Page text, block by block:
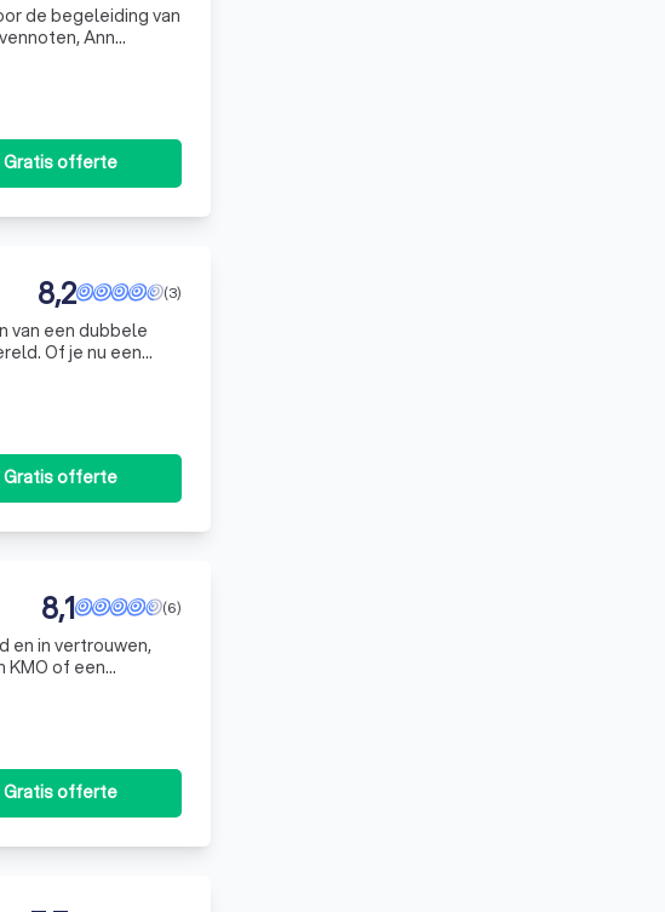
de begeleiding van
Gratis offerte
(3)
8,2
van een dubbele
Of je nu een
Gratis offerte
(6)
8,1
en in vertrouwen,
KMO of een
Gratis offerte